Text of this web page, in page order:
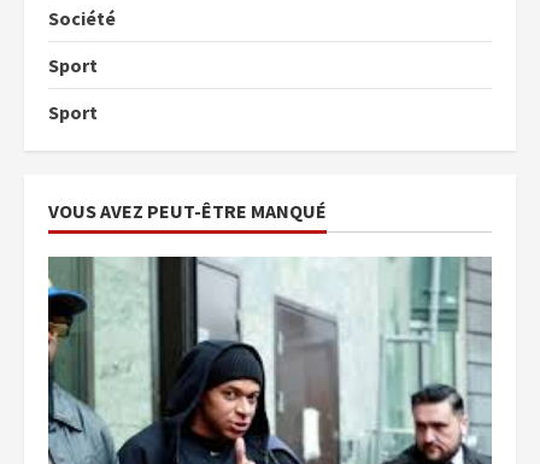
Société
Sport
Sport
VOUS AVEZ PEUT-ÊTRE MANQUÉ